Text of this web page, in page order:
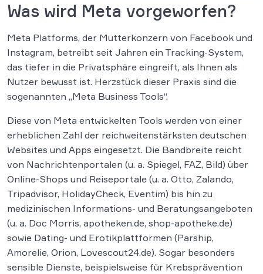
Was wird Meta vorgeworfen?
Meta Platforms, der Mutterkonzern von Facebook und
Instagram, betreibt seit Jahren ein Tracking-System,
das tiefer in die Privatsphäre eingreift, als Ihnen als
Nutzer bewusst ist. Herzstück dieser Praxis sind die
sogenannten „Meta Business Tools“.
Diese von Meta entwickelten Tools werden von einer
erheblichen Zahl der reichweitenstärksten deutschen
Websites und Apps eingesetzt. Die Bandbreite reicht
von Nachrichtenportalen (u. a. Spiegel, FAZ, Bild) über
Online-Shops und Reiseportale (u. a. Otto, Zalando,
Tripadvisor, HolidayCheck, Eventim) bis hin zu
medizinischen Informations- und Beratungsangeboten
(u. a. Doc Morris, apotheken.de, shop-apotheke.de)
sowie Dating- und Erotikplattformen (Parship,
Amorelie, Orion, Lovescout24.de). Sogar besonders
sensible Dienste, beispielsweise für Krebsprävention